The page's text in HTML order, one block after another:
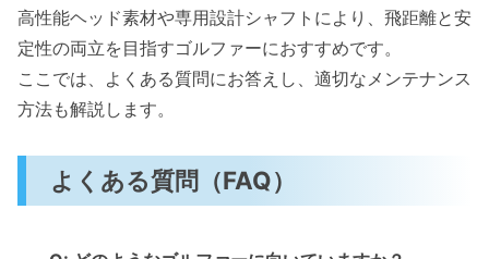
高性能ヘッド素材や専用設計シャフトにより、飛距離と安
定性の両立を目指すゴルファーにおすすめです。
ここでは、よくある質問にお答えし、適切なメンテナンス
方法も解説します。
よくある質問（FAQ）